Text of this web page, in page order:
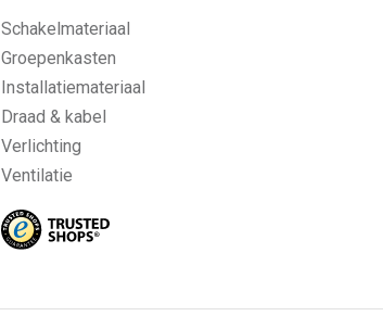
Schakelmateriaal
Groepenkasten
Installatiemateriaal
Draad & kabel
Verlichting
Ventilatie